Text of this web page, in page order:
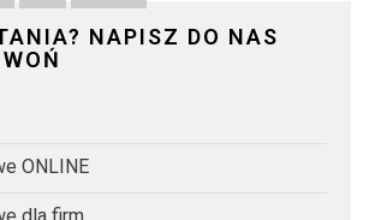
NAPISZ DO NAS
ONLINE